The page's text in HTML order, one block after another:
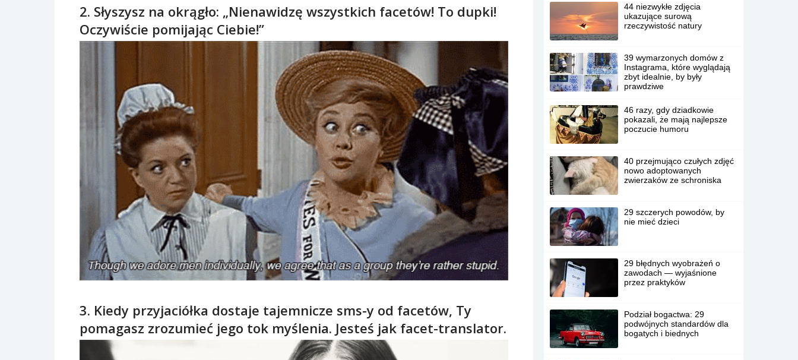
2. Słyszysz na okrągło: „Nienawidzę wszystkich facetów! To dupki!
Oczywiście pomijając Ciebie!”
3. Kiedy przyjaciółka dostaje tajemnicze sms-y od facetów, Ty
pomagasz zrozumieć jego tok myślenia. Jesteś jak facet-translator.
44 niezwykłe zdjęcia
ukazujące surową
rzeczywistość natury
39 wymarzonych domów z
Instagrama, które wyglądają
zbyt idealnie, by były
prawdziwe
46 razy, gdy dziadkowie
pokazali, że mają najlepsze
poczucie humoru
40 przejmująco czułych zdjęć
nowo adoptowanych
zwierzaków ze schroniska
29 szczerych powodów, by
nie mieć dzieci
29 błędnych wyobrażeń o
zawodach — wyjaśnione
przez praktyków
Podział bogactwa: 29
podwójnych standardów dla
bogatych i biednych